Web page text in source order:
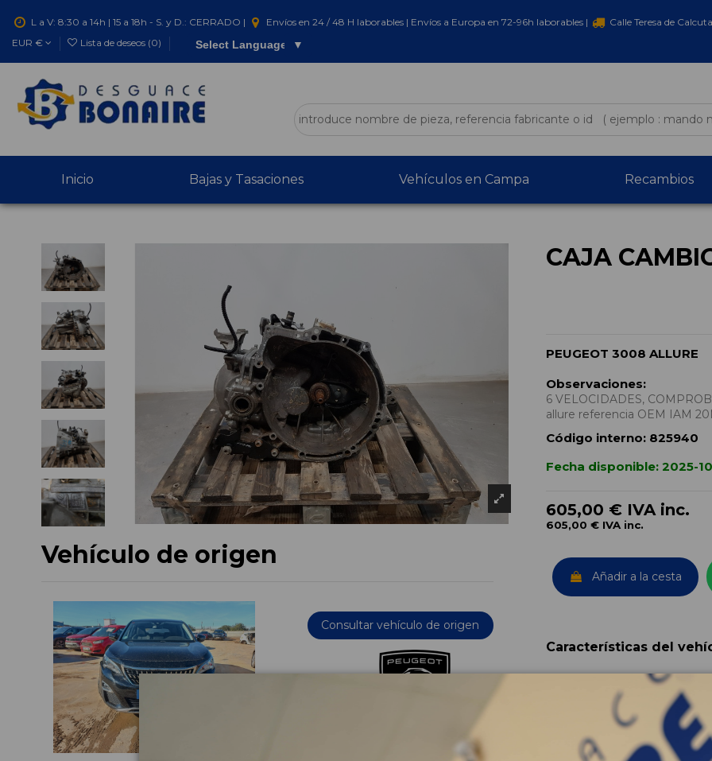
L a V: 8:30 a 14h | 15 a 18h - S. y D.: CERRADO | Envíos en 24 / 48 H laborables | Envíos a Europa en 72-96h laborables |
Calle Teresa de
EUR €
Lista de deseos (0) Select Language ▼
Inicio Bajas y Tasaciones Vehículos en Campa Recambios
Vehículo de origen
Consultar vehículo de origen
CAJA
PEUGEOT 3008 ALLURE
Observaciones:
6 VELOCIDADES,
allure referencia OEM IAM
Código interno: 825940
Fecha disponible: 2025-
605,00 € IVA inc.
605,00 € IVA inc.
Añadir a la cesta
Características del
Año fabricación
Código motor